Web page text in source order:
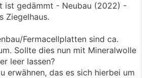
ist gedämmt - Neubau (2022) -
Ziegelhaus.
Fermacellplatten sind ca.
Sollte dies nun mit Mineralwolle
leer lassen?
erwähnen, das es sich hierbei um